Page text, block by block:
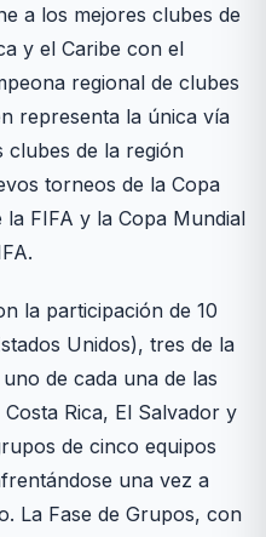
a los mejores clubes de
y el Caribe con el
regional de clubes
representa la única vía
clubes de la región
torneos de la Copa
la FIFA y la Copa Mundial
la participación de 10
Unidos), tres de la
de cada una de las
Rica, El Salvador y
de cinco equipos
una vez a
La Fase de Grupos, con